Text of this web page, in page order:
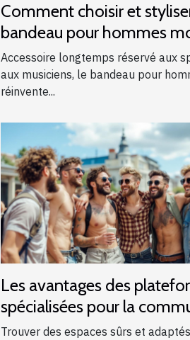
Comment choisir et
bandeau pour hommes
?
Accessoire longtemps réservé aux
aux musiciens, le bandeau pour
réinvente...
Les avantages des
spécialisées pour la
gay
Trouver des espaces sûrs et